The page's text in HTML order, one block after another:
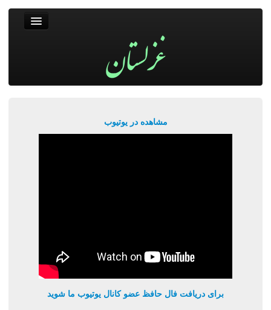
مشاهده در یوتیوب
برای دریافت فال حافظ عضو کانال یوتیوب ما شوید